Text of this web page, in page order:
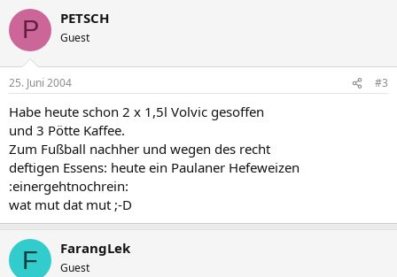
P PETSCH
Guest
25. Juni 2004 #3
Habe heute schon 2 x 1,5l Volvic gesoffen
und 3 Pötte Kaffee.
Zum Fußball nachher und wegen des recht
deftigen Essens: heute ein Paulaner Hefeweizen
:einergehtnochrein:
wat mut dat mut ;-D
F FarangLek
Guest